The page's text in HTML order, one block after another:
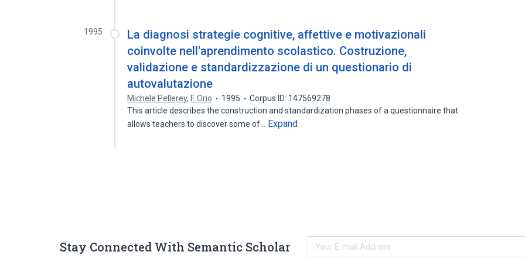
1995
La diagnosi strategie cognitive, affettive e motivazionali
coinvolte nell'aprendimento scolastico. Costruzione,
validazione e standardizzazione di un questionario di
autovalutazione
Michele Pellerey, F. Orio 1995
Corpus ID: 147569278
This article describes the construction and standardization phases of a questionnaire that
allows teachers to discover some of…
Expand
Stay Connected With Semantic Scholar